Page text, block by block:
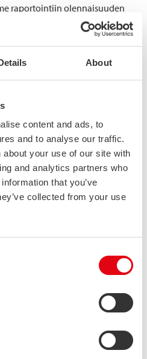
About
content and ads, to
and to analyse our traffic.
your use of our site with
and analytics partners who
that you’ve
collected from your use
raportointiin olennaisuuden
ja arvioitiin sekä riskit ja
vaikuttaa strategiamme
yhteiskuntaan ja
määrittämään olennaiset
kestävyysvaikutusten, -riskien
ja arvottaminen.
nykyiset käytännöt ja
ne vastaavat
Tämä vaihe auttaa meitä
ja tavoitteet
ymmärrettävä
ESRS-standardien vaatimuksia.
hyötyjä, kuten viherpesun
sekä riskien ja